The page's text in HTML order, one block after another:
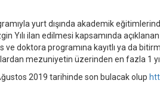
yurt dışında akademik
Yılı ilan edilmesi kapsamında
doktora programına kayıtlı ya da
mezuniyetin üzerinden en fazla 1
2019 tarihinde son bulacak olup